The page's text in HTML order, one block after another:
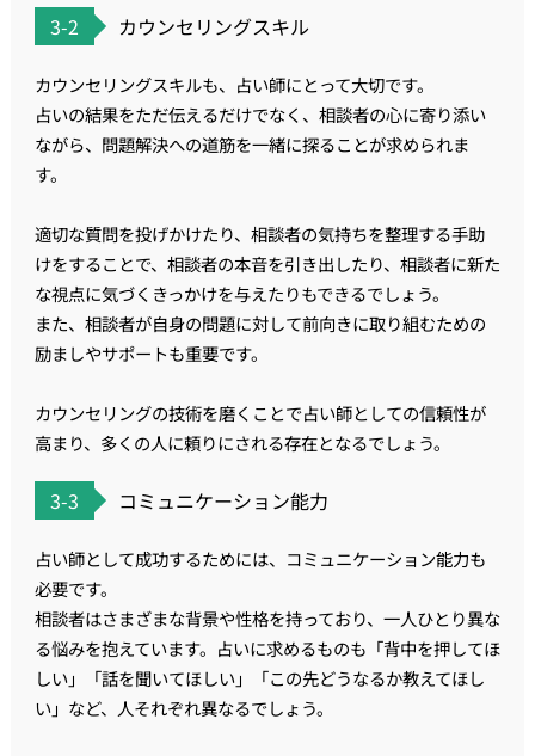
3-2 カウンセリングスキル
カウンセリングスキルも、占い師にとって大切です。
占いの結果をただ伝えるだけでなく、相談者の心に寄り添い
ながら、問題解決への道筋を一緒に探ることが求められま
す。
適切な質問を投げかけたり、相談者の気持ちを整理する手助
けをすることで、相談者の本音を引き出したり、相談者に新た
な視点に気づくきっかけを与えたりもできるでしょう。
また、相談者が自身の問題に対して前向きに取り組むための
励ましやサポートも重要です。
カウンセリングの技術を磨くことで占い師としての信頼性が
高まり、多くの人に頼りにされる存在となるでしょう。
3-3 コミュニケーション能力
占い師として成功するためには、コミュニケーション能力も
必要です。
相談者はさまざまな背景や性格を持っており、一人ひとり異な
る悩みを抱えています。占いに求めるものも「背中を押してほ
しい」「話を聞いてほしい」「この先どうなるか教えてほし
い」など、人それぞれ異なるでしょう。